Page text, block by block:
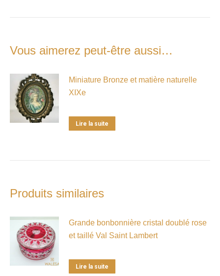
Vous aimerez peut-être aussi…
Miniature Bronze et matière naturelle
XIXe
Lire la suite
Produits similaires
Grande bonbonnière cristal doublé rose
et taillé Val Saint Lambert
Lire la suite